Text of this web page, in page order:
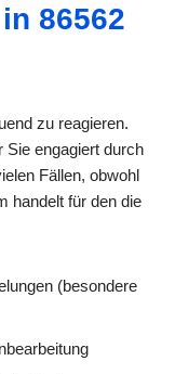
86562
zu reagieren.
Sie engagiert durch
Fällen, obwohl
handelt für den die
(besondere